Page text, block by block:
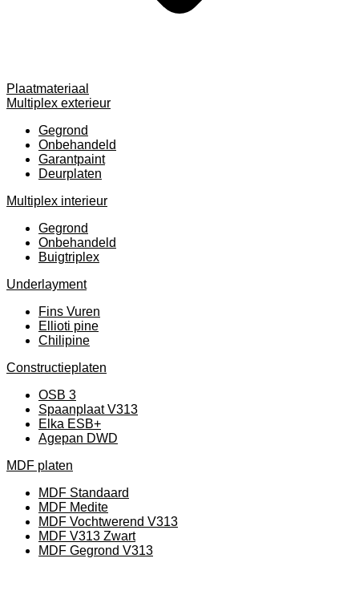
Plaatmateriaal
Multiplex exterieur
Gegrond
Onbehandeld
Garantpaint
Deurplaten
Multiplex interieur
Gegrond
Onbehandeld
Buigtriplex
Underlayment
Fins Vuren
Ellioti pine
Chilipine
Constructieplaten
OSB 3
Spaanplaat V313
Elka ESB+
Agepan DWD
MDF platen
MDF Standaard
MDF Medite
MDF Vochtwerend V313
MDF V313 Zwart
MDF Gegrond V313